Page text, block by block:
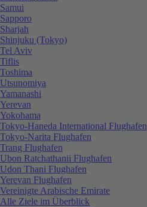
Samui
Sapporo
Sharjah
Shinjuku (Tokyo)
Tel Aviv
Tiflis
Toshima
Utsunomiya
Yamanashi
Yerevan
Yokohama
Tokyo-Haneda International Flughafen
Tokyo-Narita Flughafen
Trang Flughafen
Ubon Ratchathanii Flughafen
Udon Thani Flughafen
Yerevan Flughafen
Vereinigte Arabische Emirate
Alle Ziele im Überblick